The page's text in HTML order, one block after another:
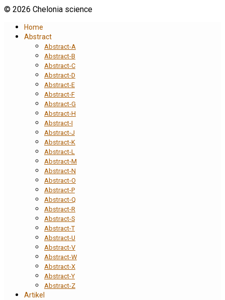
© 2026 Chelonia science
Home
Abstract
Abstract-A
Abstract-B
Abstract-C
Abstract-D
Abstract-E
Abstract-F
Abstract-G
Abstract-H
Abstract-I
Abstract-J
Abstract-K
Abstract-L
Abstract-M
Abstract-N
Abstract-O
Abstract-P
Abstract-Q
Abstract-R
Abstract-S
Abstract-T
Abstract-U
Abstract-V
Abstract-W
Abstract-X
Abstract-Y
Abstract-Z
Artikel